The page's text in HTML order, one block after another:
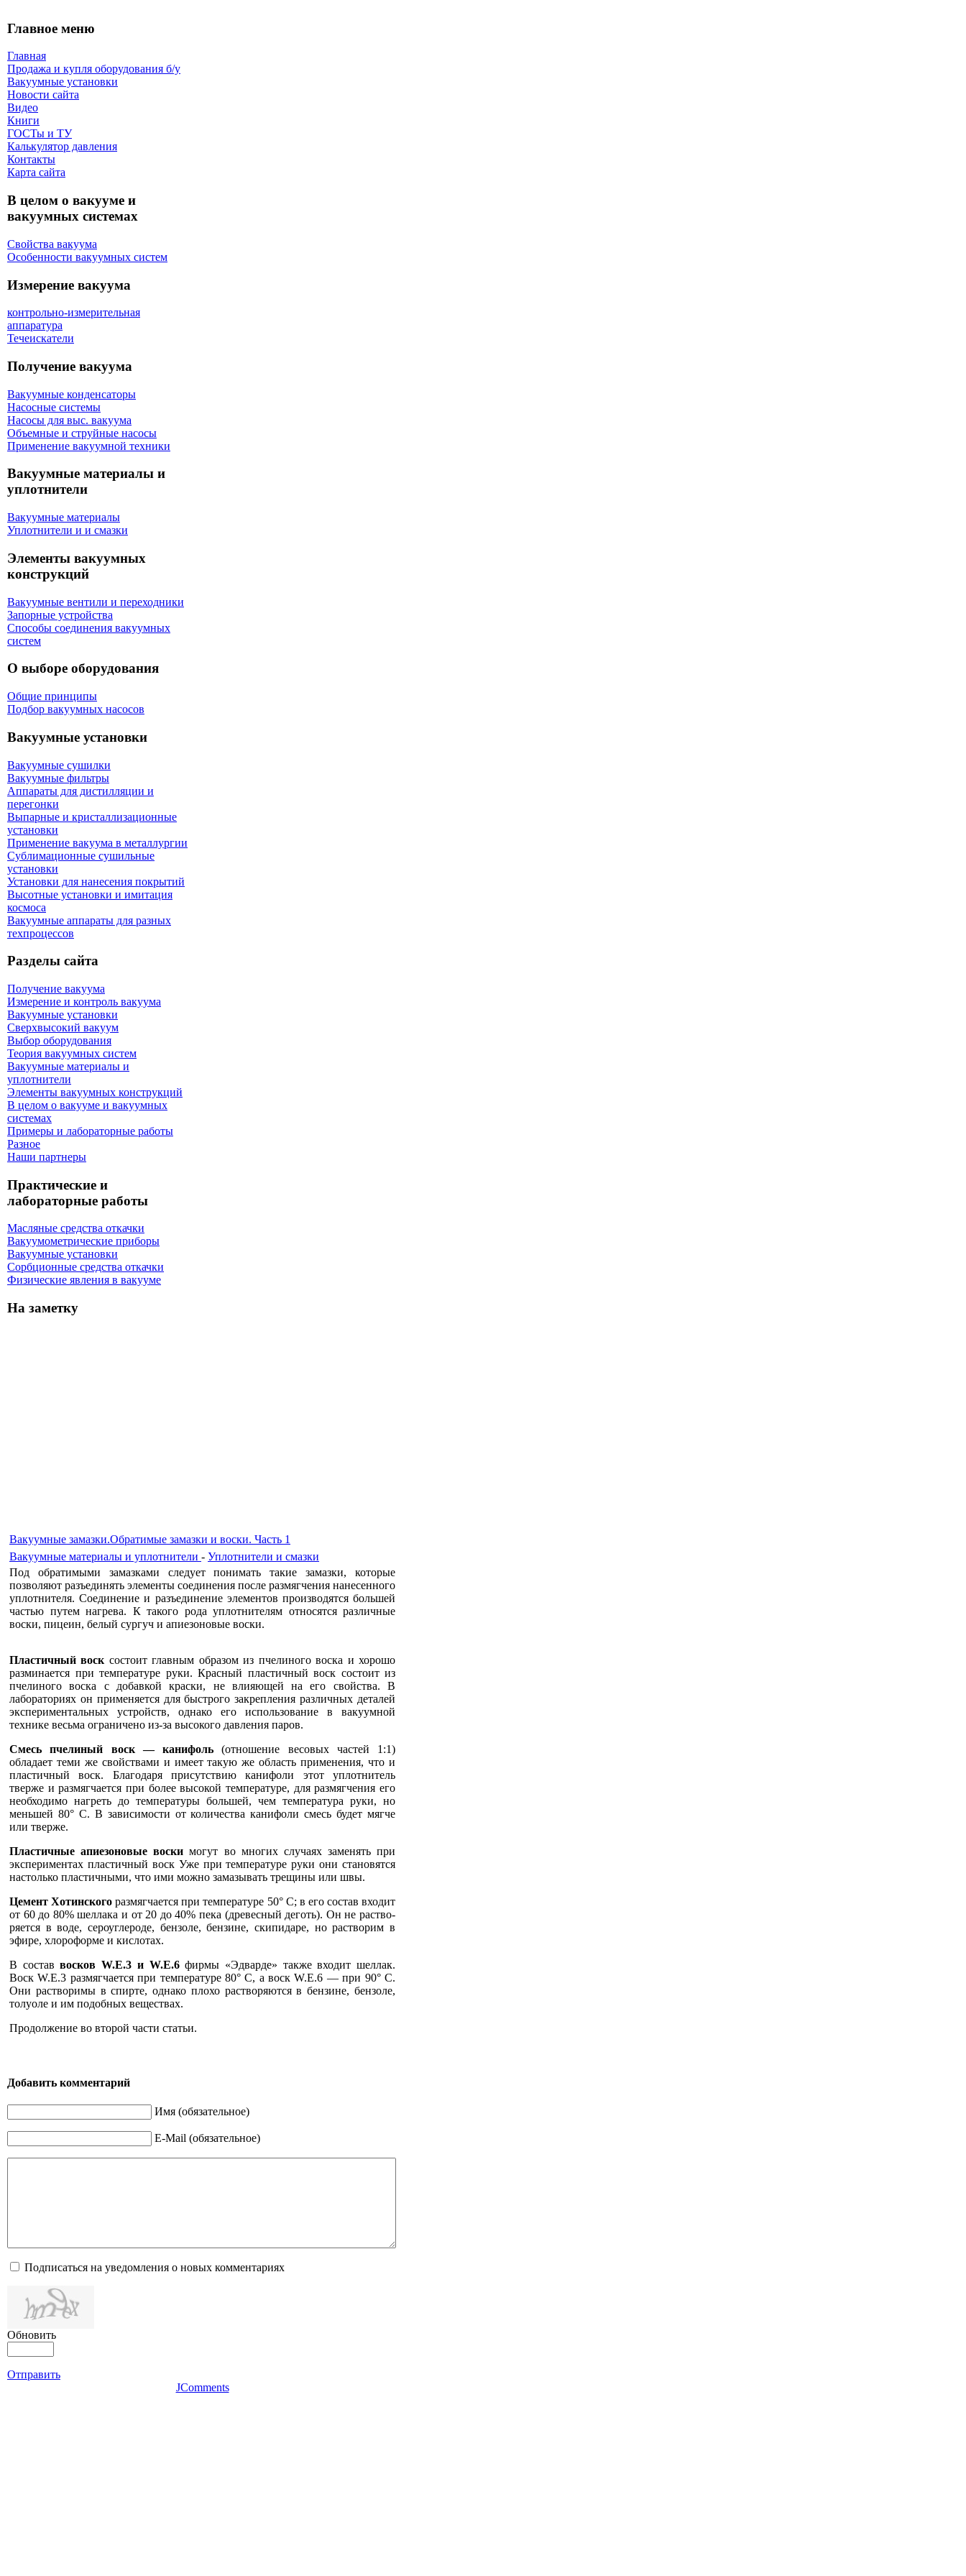
Главное меню
Главная
Продажа и купля оборудования б/y
Вакуумные установки
Новости сайта
Видео
Книги
ГОСТы и ТУ
Калькулятор давления
Контакты
Карта сaйта
В целом о вакууме и
вакуумных системах
Свойства вакуума
Особенности вакуумных систем
Измерение вакуума
контрольно-измерительная
аппаратура
Течеискатели
Получение вакуума
Вакуумные конденсаторы
Насосные системы
Насосы для выс. вакуума
Объемные и струйные насосы
Применение вакуумной техники
Вакуумные материалы и
уплотнители
Вакуумные материалы
Уплотнители и и смазки
Элементы вакуумных
конструкций
Вакуумные вентили и переходники
Запорные устройства
Способы соединения вакуумных
систем
О выборе оборудования
Общие принципы
Подбор вакуумных насосов
Вакуумные установки
Вакуумные сушилки
Вакуумные фильтры
Аппараты для дистилляции и
перегонки
Выпарные и кристаллизационные
установки
Применение вакуума в металлургии
Сублимационные сушильные
установки
Установки для нанесения покрытий
Высотные установки и имитация
космоса
Вакуумные аппараты для разных
техпроцессов
Разделы сайта
Получение вакуума
Измерение и контроль вакуума
Вакуумные установки
Сверхвысокий вакуум
Выбор оборудования
Теория вакуумных систем
Вакуумные материалы и
уплотнители
Элементы вакуумных конструкций
В целом о вакууме и вакуумных
системах
Примеры и лабораторные работы
Разное
Наши партнеры
Практические и
лабораторные работы
Масляные средства откачки
Вакуумометрические приборы
Вакуумные установки
Сорбционные средства откачки
Физические явления в вакууме
На заметку
Вакуумные замазки.Обратимые замазки и воски. Часть 1
Вакуумные материалы и уплотнители - Уплотнители и смазки
Под обратимыми замазками следует понимать такие замазки, которые
позволяют разъединять элементы со­единения после размягчения нанесенного
уплотнителя. Соединение и разъединение элементов производятся большей
частью путем нагрева. К такого рода уплотни­телям относятся различные
воски, пицеин, белый сургуч и апиезоновые воски.
Пластичный воск состоит главным образом из пчелиного воска и хорошо
разминается при температуре руки. Красный пластичный воск состоит из
пчелиного воска с добавкой краски, не влияющей на его свойства. В
лабораториях он применяется для быстрого закрепле­ния различных деталей
экспериментальных устройств, однако его использование в вакуумной
технике весьма ограничено из-за высокого давления паров.
Смесь пчелиный воск — канифоль (отношение весовых частей 1:1)
обладает теми же свойствами и имеет такую же область применения, что и
пластичный воск. Благодаря присутствию канифоли этот уплотни­тель
тверже и размягчается при более высокой темпера­туре, для размягчения его
необходимо нагреть до тем­пературы большей, чем температура руки, но
меньшей 80° С. В зависимости от количества канифоли смесь бу­дет мягче
или тверже.
Пластичные апиезоновые воски могут во многих слу­чаях заменять при
экспериментах пластичный воск Уже при температуре руки они становятся
настолько пластичными, что ими можно замазывать тре­щины или швы.
Цемент Хотинскогоразмягчается при темпе­ратуре 50° С; в его состав входит
от 60 до 80% шеллака и от 20 до 40% пека (древесный деготь). Он не раство­
ряется в воде, сероуглероде, бензоле, бензине, скипи­даре, но растворим в
эфире, хлороформе и кислотах.
В состав восков W.E.3 и W.E.6фирмы «Эдварде» также входит шеллак.
Воск W.E.3 размягчается при тем­пературе 80° С, а воск W.E.6 — при 90° С.
Они раствори­мы в спирте, однако плохо растворяются в бензине, бен­золе,
толуоле и им подобных веществах.
Продолжение во второй части статьи.
Добавить комментарий
Имя (обязательное)
E-Mail (обязательное)
Подписаться на уведомления о новых комментариях
Обновить
Отправить
JComments